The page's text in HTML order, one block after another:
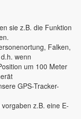
sie z.B. die Funktion
Falken,
wenn
um 100 Meter
GPS-Tracker-
z.B. eine E-